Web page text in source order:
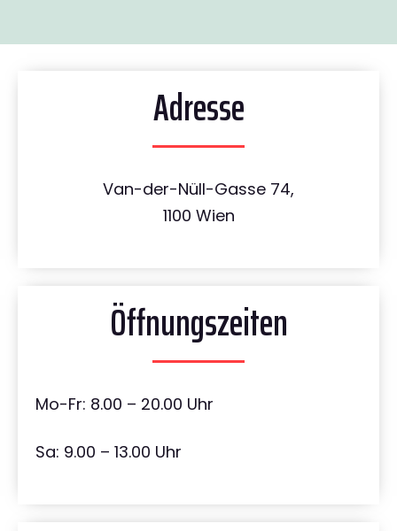
Adresse
Van-der-Nüll-Gasse 74,
1100 Wien
Öffnungszeiten
Mo-Fr: 8.00 – 20.00 Uhr
Sa: 9.00 – 13.00 Uhr